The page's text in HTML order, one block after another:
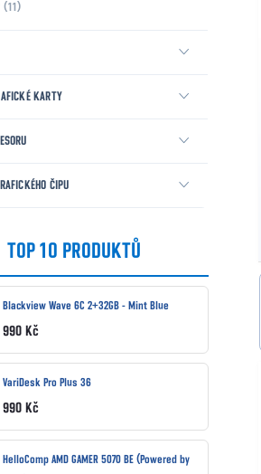
11
KARTY
ČIPU
TOP 10 PRODUKTŮ
Blackview Wave 6C 2+32GB - Mint Blue
990 Kč
VariDesk Pro Plus 36
990 Kč
HelloComp AMD GAMER 5070 BE (Powered by